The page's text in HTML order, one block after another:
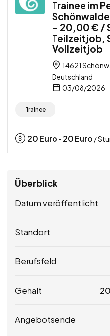
Trainee im
– 20,00 € /
Teilzeitjob,
Vollzeitjob
14621
Deutschland
03/08/2026
Trainee
20Euro - 20Euro /
Überblick
Datum veröffentlicht
Standort
Berufsfeld
Gehalt 20
Angebotsende